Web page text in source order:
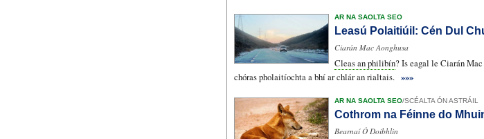
AR NA SAOLTA SEO
Leasú Polaitiúil: Cén Dul
Ciarán Mac Aonghusa
Cleas an philibín? Is eagal le Ciarán Mac
chóras pholaitíochta a bhí ar chlár an rialtais. »»»
AR NA SAOLTA SEO/SCÉALTA ÓN ASTRÁIL
Cothrom na Féinne do
Bearnaí Ó Doibhlin